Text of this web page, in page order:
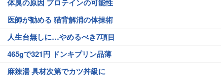
体臭の原因 プロテインの可能性
医師が勧める 猫背解消の体操術
人生台無しに…やめるべき7項目
465gで321円 ドンキプリン品薄
麻辣湯 具材次第でカツ丼級に